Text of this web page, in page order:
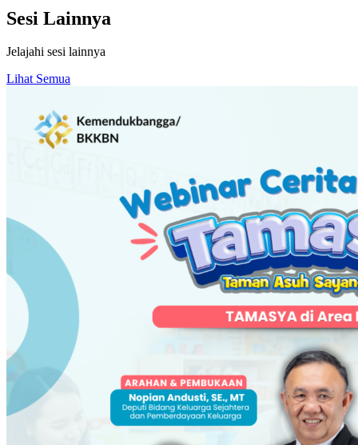
Sesi Lainnya
Jelajahi sesi lainnya
Lihat Semua